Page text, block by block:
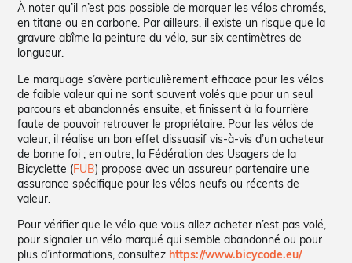
À noter qu’il n’est pas possible de marquer les vélos chromés,
en titane ou en carbone. Par ailleurs, il existe un risque que la
gravure abîme la peinture du vélo, sur six centimètres de
longueur.
Le marquage s’avère particulièrement efficace pour les vélos
de faible valeur qui ne sont souvent volés que pour un seul
parcours et abandonnés ensuite, et finissent à la fourrière
faute de pouvoir retrouver le propriétaire. Pour les vélos de
valeur, il réalise un bon effet dissuasif vis-à-vis d’un acheteur
de bonne foi ; en outre, la Fédération des Usagers de la
Bicyclette (FUB) propose avec un assureur partenaire une
assurance spécifique pour les vélos neufs ou récents de
valeur.
Pour vérifier que le vélo que vous allez acheter n’est pas volé,
pour signaler un vélo marqué qui semble abandonné ou pour
plus d’informations, consultez https://www.bicycode.eu/